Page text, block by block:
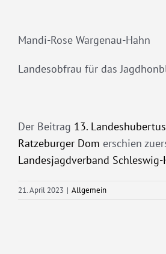
Mandi-Rose Wargenau-Hahn
Landesobfrau für das
Der Beitrag 13.
Ratzeburger Dom erschien
Landesjagdverband Schleswig-
21. April 2023 | Allgemein